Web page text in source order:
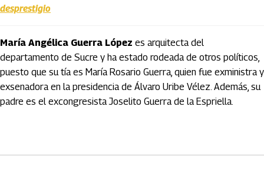
desprestigio
María Angélica Guerra López es arquitecta del
departamento de Sucre y ha estado rodeada de otros políticos,
puesto que su tía es María Rosario Guerra, quien fue exministra y
exsenadora en la presidencia de Álvaro Uribe Vélez. Además, su
padre es el excongresista Joselito Guerra de la Espriella.